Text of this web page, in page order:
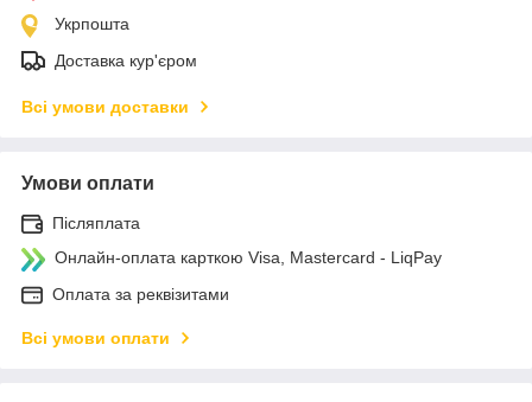
Укрпошта
Доставка кур'єром
Всі умови доставки
Умови оплати
Післяплата
Онлайн-оплата карткою Visa, Mastercard - LiqPay
Оплата за реквізитами
Всі умови оплати